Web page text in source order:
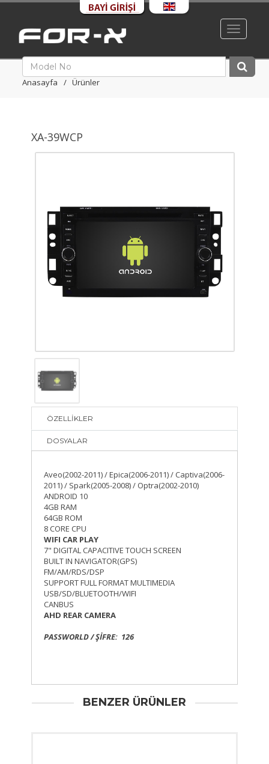
Toggle
Anasayfa Ürünler
XA-39WCP
ÖZELLİKLER
DOSYALAR
Aveo(2002-2011) / Epica(2006-2011) / Captiva(2006-
2011) / Spark(2005-2008) / Optra(2002-2010)
ANDROID 10
4GB RAM
64GB ROM
8 CORE CPU
WIFI CAR PLAY
7" DIGITAL CAPACITIVE TOUCH SCREEN
BUILT IN NAVIGATOR(GPS)
FM/AM/RDS/DSP
SUPPORT FULL FORMAT MULTIMEDIA
USB/SD/BLUETOOTH/WIFI
CANBUS
AHD REAR CAMERA
PASSWORLD / ŞİFRE: 126
BENZER ÜRÜNLER